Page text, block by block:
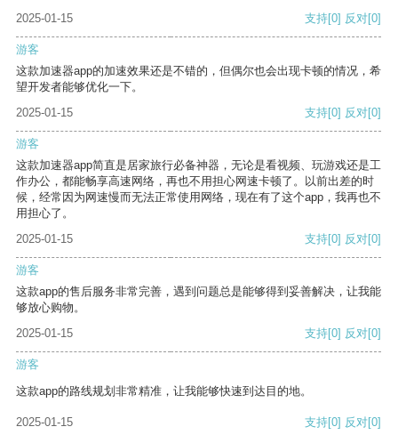
2025-01-15 支持[0] 反对[0]
游客
这款加速器app的加速效果还是不错的，但偶尔也会出现卡顿的情况，希
望开发者能够优化一下。
2025-01-15
支持[0] 反对[0]
游客
这款加速器app简直是居家旅行必备神器，无论是看视频、玩游戏还是工
作办公，都能畅享高速网络，再也不用担心网速卡顿了。以前出差的时
候，经常因为网速慢而无法正常使用网络，现在有了这个app，我再也不
用担心了。
2025-01-15
支持[0] 反对[0]
游客
这款app的售后服务非常完善，遇到问题总是能够得到妥善解决，让我能
够放心购物。
2025-01-15
支持[0] 反对[0]
游客
这款app的路线规划非常精准，让我能够快速到达目的地。
2025-01-15 支持[0] 反对[0]